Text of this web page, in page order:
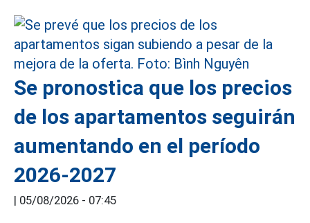
Se pronostica que los precios
de los apartamentos seguirán
aumentando en el período
2026-2027
| 05/08/2026 - 07:45